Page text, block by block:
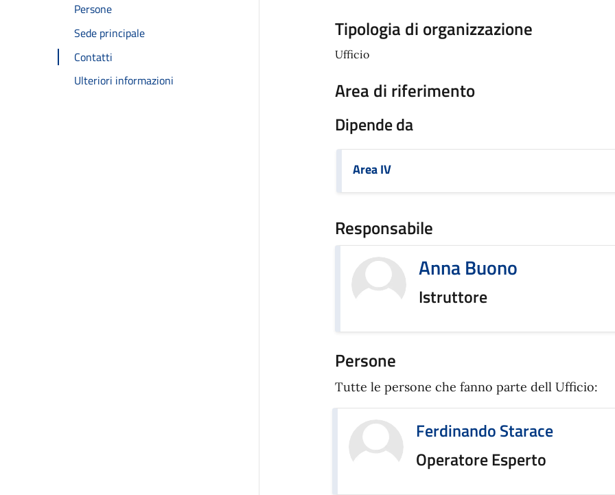
Persone
Sede principale
Contatti
Ulteriori informazioni
Tipologia di organizzazione
Ufficio
Area di riferimento
Dipende da
Area IV
Responsabile
Anna Buono
Istruttore
Persone
Tutte le persone che fanno parte dell Ufficio:
Ferdinando Starace
Operatore Esperto